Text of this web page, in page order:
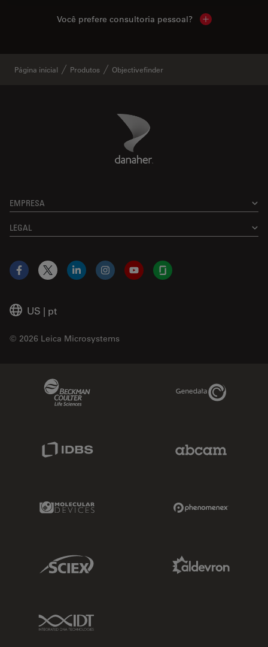
Você prefere consultoria pessoal? Show local
Página inicial Produtos Objectivefinder
Danaher Logo
EMPRESA
LEGAL
US | pt
© 2026 Leica Microsystems
Facebook
X LinkedInInstagramYouTubeGlassdoor
Genedata Link
Molecular Devices Link
Sciex Link
IDT Link